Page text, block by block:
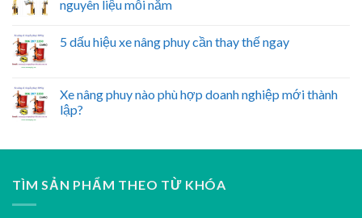
nguyên liệu mỗi năm
5 dấu hiệu xe nâng phuy cần thay thế ngay
Xe nâng phuy nào phù hợp doanh nghiệp mới thành
lập?
TÌM SẢN PHẨM THEO TỪ KHÓA